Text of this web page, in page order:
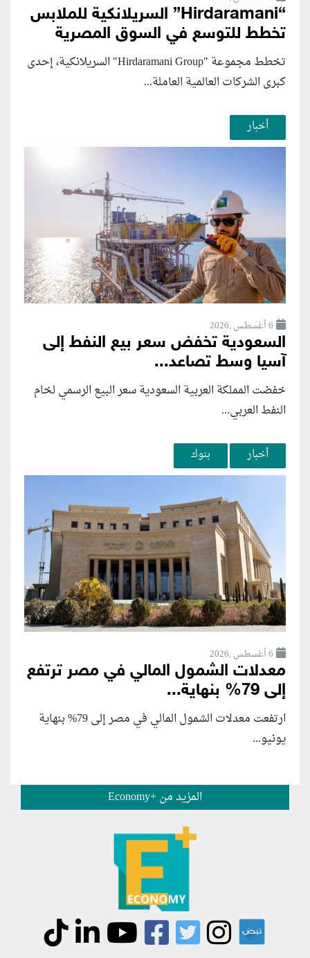
“Hirdaramani” السريلانكية للملابس
تخطط للتوسع في السوق المصرية
تخطط مجموعة "Hirdaramani Group" السريلانكية، إحدى
كبرى الشركات العالمية العاملة...
أخبار
6 أغسطس ,2026
السعودية تخفض سعر بيع النفط إلى
آسيا وسط تصاعد...
خفضت المملكة العربية السعودية سعر البيع الرسمي لخام
النفط العربي...
أخبار بنوك
6 أغسطس ,2026
معدلات الشمول المالي في مصر ترتفع
إلى 79% بنهاية...
ارتفعت معدلات الشمول المالي في مصر إلى 79% بنهاية
يونيو...
المزيد من +Economy